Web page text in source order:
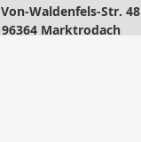
Von-Waldenfels-Str. 48
96364 Marktrodach